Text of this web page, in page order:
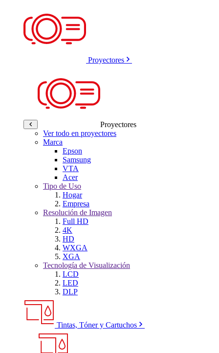
Proyectores
Proyectores
Ver todo en proyectores
Marca
Epson
Samsung
VTA
Acer
Tipo de Uso
Hogar
Empresa
Resolución de Imagen
Full HD
4K
HD
WXGA
XGA
Tecnología de Visualización
LCD
LED
DLP
Tintas, Tóner y Cartuchos